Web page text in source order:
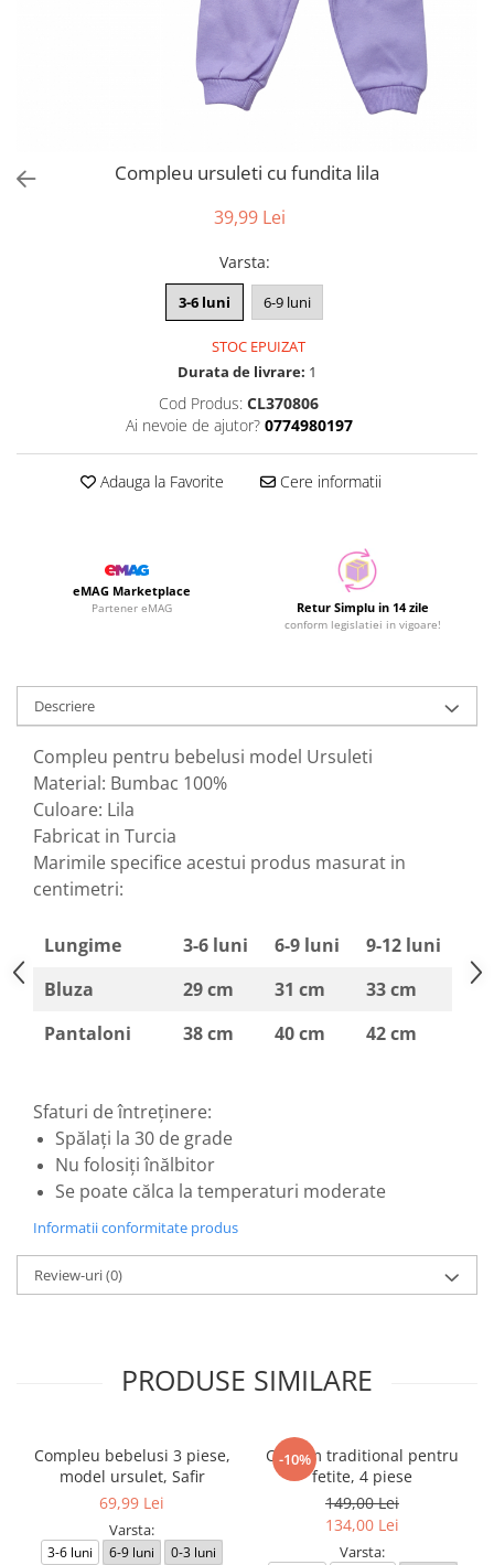
Compleu ursuleti cu fundita lila
39,99 Lei
Varsta:
3-6 luni 6-9 luni
STOC EPUIZAT
Durata de livrare: 1
Cod Produs: CL370806
Ai nevoie de ajutor? 0774980197
Adauga la Favorite Cere informatii
eMAG Marketplace
Partener eMAG Retur Simplu in 14 zile
conform legislatiei in vigoare!
Descriere
Compleu pentru bebelusi model Ursuleti
Material: Bumbac 100%
Culoare: Lila
Fabricat in Turcia
Marimile specifice acestui produs masurat in
centimetri:
Lungime 3-6 luni 6-9 luni
9-12 luni
Bluza
29 cm 31 cm
33 cm
Pantaloni
38 cm 40 cm 42 cm
Sfaturi de întreținere:
Spălați la 30 de grade
Nu folosiți înălbitor
Se poate călca la temperaturi moderate
Informatii conformitate produs
Review-uri(0)
PRODUSE SIMILARE
Compleu bebelusi 3 piese,
model ursulet, Safir
69,99 Lei
Varsta:
3-6 luni 6-9 luni 0-3 luni
-10%
Costum traditional pentru
fetite, 4 piese
149,00 Lei
134,00 Lei
Varsta: